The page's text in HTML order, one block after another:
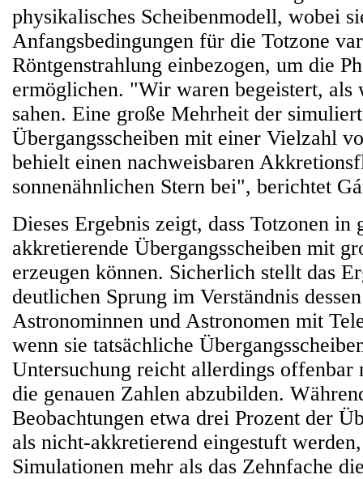
physikalisches Scheibenmodell, wobei
Anfangsbedingungen für die Totzone
Röntgenstrahlung einbezogen, um die
ermöglichen. "Wir waren begeistert, als
sahen. Eine große Mehrheit der
Übergangsscheiben mit einer Vielzahl
behielt einen nachweisbaren
sonnenähnlichen Stern bei", berichtet
Dieses Ergebnis zeigt, dass Totzonen in
akkretierende Übergangsscheiben mit
erzeugen können. Sicherlich stellt das
deutlichen Sprung im Verständnis
Astronominnen und Astronomen mit
wenn sie tatsächliche
Untersuchung reicht allerdings offenbar
die genauen Zahlen abzubilden.
Beobachtungen etwa drei Prozent der
als nicht-akkretierend eingestuft
Simulationen mehr als das Zehnfache